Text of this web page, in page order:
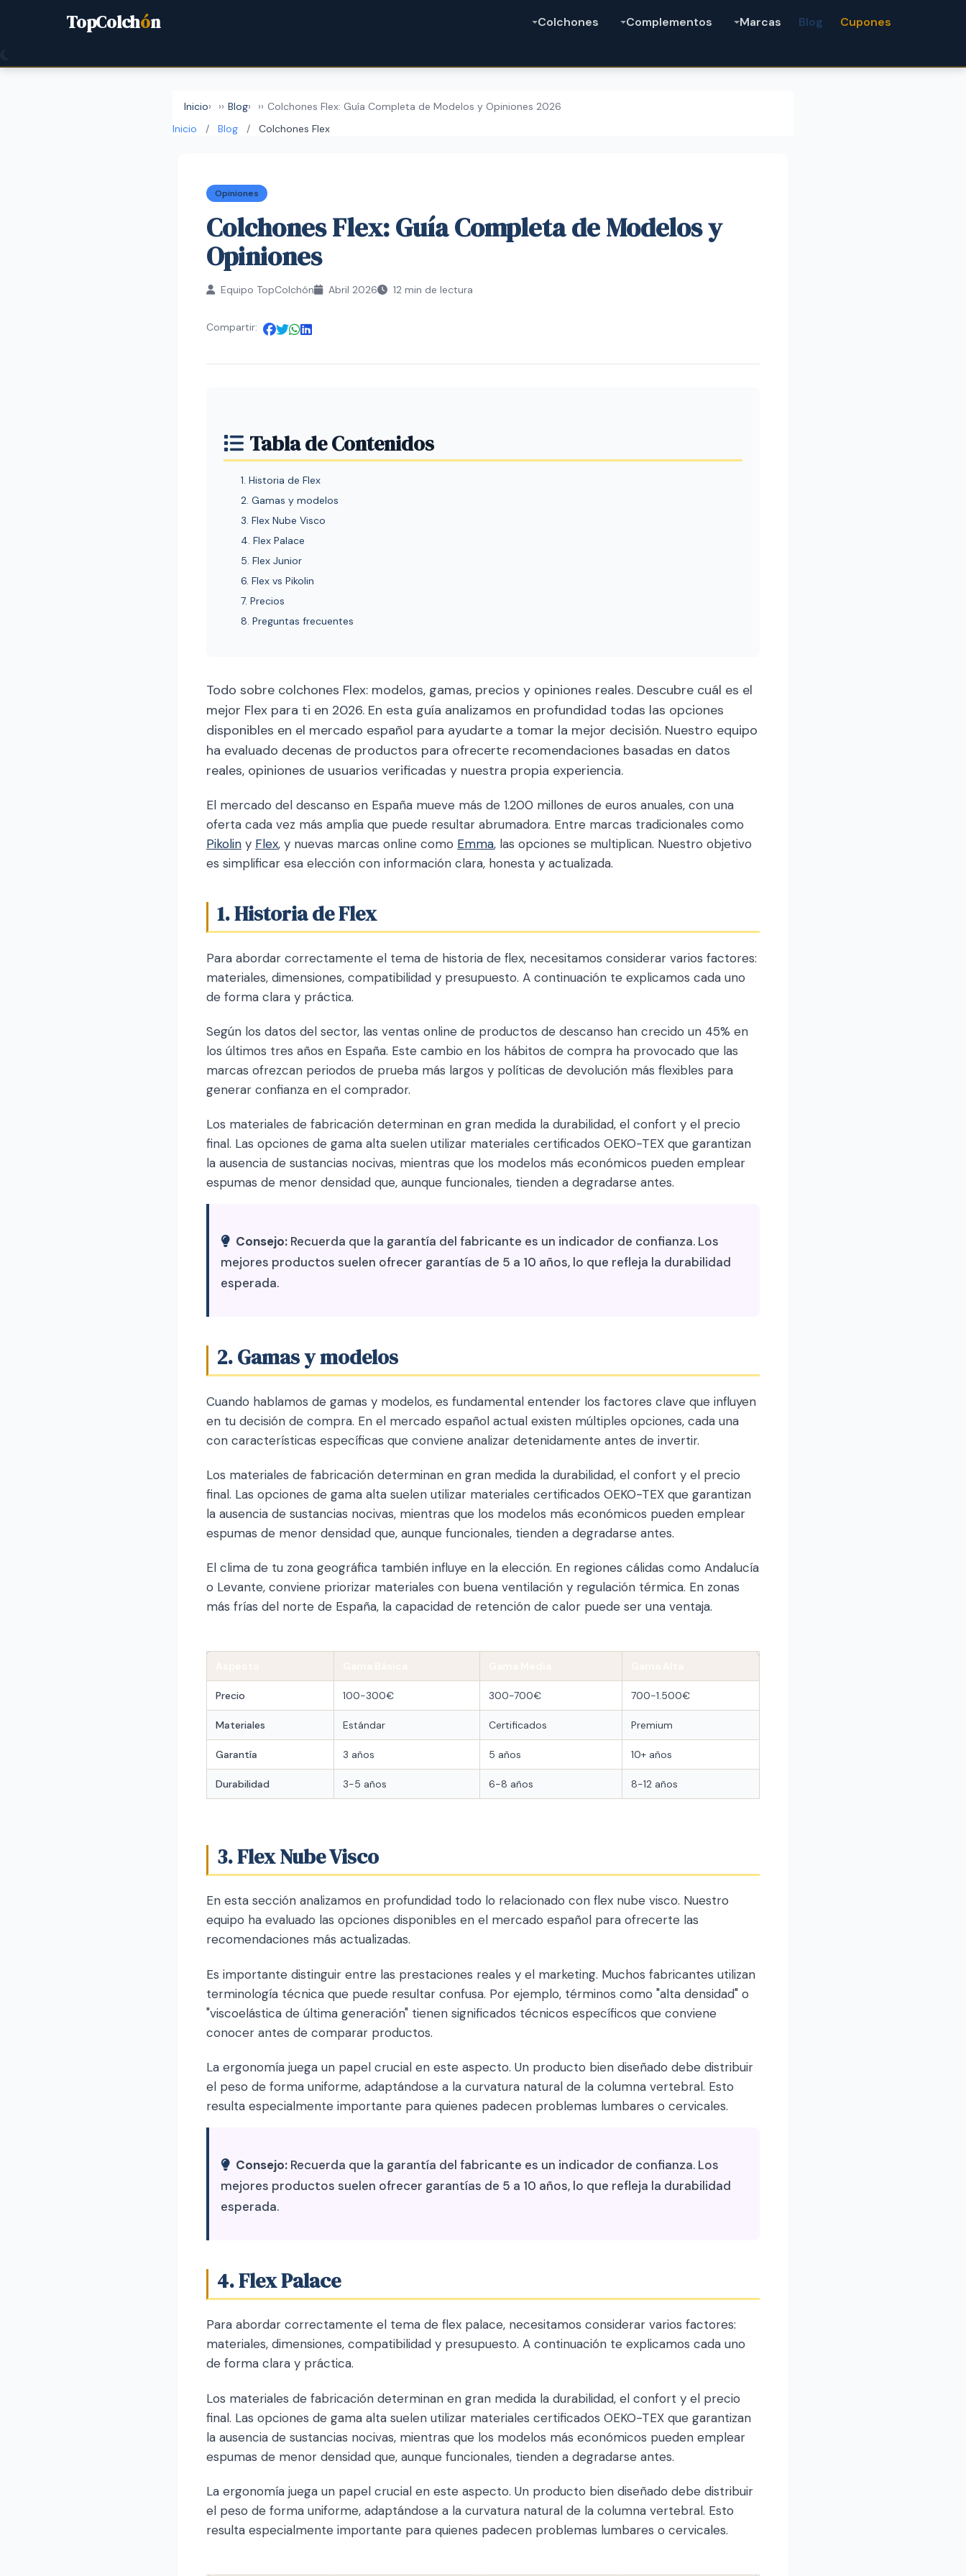
TopColchón Colchones Complementos Marcas Blog Cupones
Inicio › Blog ›
Colchones Flex: Guía Completa de Modelos y Opiniones 2026
Inicio
/ Blog / Colchones Flex
Opiniones
Colchones Flex: Guía Completa de Modelos y
Opiniones
Equipo TopColchón Abril 2026 12 min de lectura
Compartir:
Tabla de Contenidos
1. Historia de Flex
2. Gamas y modelos
3. Flex Nube Visco
4. Flex Palace
5. Flex Junior
6. Flex vs Pikolin
7. Precios
8. Preguntas frecuentes
Todo sobre colchones Flex: modelos, gamas, precios y opiniones reales. Descubre cuál es el
mejor Flex para ti en 2026. En esta guía analizamos en profundidad todas las opciones
disponibles en el mercado español para ayudarte a tomar la mejor decisión. Nuestro equipo
ha evaluado decenas de productos para ofrecerte recomendaciones basadas en datos
reales, opiniones de usuarios verificadas y nuestra propia experiencia.
El mercado del descanso en España mueve más de 1.200 millones de euros anuales, con una
oferta cada vez más amplia que puede resultar abrumadora. Entre marcas tradicionales como
Pikolin y Flex, y nuevas marcas online como Emma, las opciones se multiplican. Nuestro objetivo
es simplificar esa elección con información clara, honesta y actualizada.
1. Historia de Flex
Para abordar correctamente el tema de historia de flex, necesitamos considerar varios factores:
materiales, dimensiones, compatibilidad y presupuesto. A continuación te explicamos cada uno
de forma clara y práctica.
Según los datos del sector, las ventas online de productos de descanso han crecido un 45% en
los últimos tres años en España. Este cambio en los hábitos de compra ha provocado que las
marcas ofrezcan periodos de prueba más largos y políticas de devolución más flexibles para
generar confianza en el comprador.
Los materiales de fabricación determinan en gran medida la durabilidad, el confort y el precio
final. Las opciones de gama alta suelen utilizar materiales certificados OEKO-TEX que garantizan
la ausencia de sustancias nocivas, mientras que los modelos más económicos pueden emplear
espumas de menor densidad que, aunque funcionales, tienden a degradarse antes.
Consejo: Recuerda que la garantía del fabricante es un indicador de confianza. Los
mejores productos suelen ofrecer garantías de 5 a 10 años, lo que refleja la durabilidad
esperada.
2. Gamas y modelos
Cuando hablamos de gamas y modelos, es fundamental entender los factores clave que influyen
en tu decisión de compra. En el mercado español actual existen múltiples opciones, cada una
con características específicas que conviene analizar detenidamente antes de invertir.
Los materiales de fabricación determinan en gran medida la durabilidad, el confort y el precio
final. Las opciones de gama alta suelen utilizar materiales certificados OEKO-TEX que garantizan
la ausencia de sustancias nocivas, mientras que los modelos más económicos pueden emplear
espumas de menor densidad que, aunque funcionales, tienden a degradarse antes.
El clima de tu zona geográfica también influye en la elección. En regiones cálidas como Andalucía
o Levante, conviene priorizar materiales con buena ventilación y regulación térmica. En zonas
más frías del norte de España, la capacidad de retención de calor puede ser una ventaja.
Precio 100-300€ 300-700€ 700-1.500€
Materiales Estándar Certificados Premium
Garantía 3 años 5 años 10+ años
Durabilidad 3-5 años 6-8 años 8-12 años
3. Flex Nube Visco
En esta sección analizamos en profundidad todo lo relacionado con flex nube visco. Nuestro
equipo ha evaluado las opciones disponibles en el mercado español para ofrecerte las
recomendaciones más actualizadas.
Es importante distinguir entre las prestaciones reales y el marketing. Muchos fabricantes utilizan
terminología técnica que puede resultar confusa. Por ejemplo, términos como "alta densidad" o
"viscoelástica de última generación" tienen significados técnicos específicos que conviene
conocer antes de comparar productos.
La ergonomía juega un papel crucial en este aspecto. Un producto bien diseñado debe distribuir
el peso de forma uniforme, adaptándose a la curvatura natural de la columna vertebral. Esto
resulta especialmente importante para quienes padecen problemas lumbares o cervicales.
Consejo: Recuerda que la garantía del fabricante es un indicador de confianza. Los
mejores productos suelen ofrecer garantías de 5 a 10 años, lo que refleja la durabilidad
esperada.
4. Flex Palace
Para abordar correctamente el tema de flex palace, necesitamos considerar varios factores:
materiales, dimensiones, compatibilidad y presupuesto. A continuación te explicamos cada uno
de forma clara y práctica.
Los materiales de fabricación determinan en gran medida la durabilidad, el confort y el precio
final. Las opciones de gama alta suelen utilizar materiales certificados OEKO-TEX que garantizan
la ausencia de sustancias nocivas, mientras que los modelos más económicos pueden emplear
espumas de menor densidad que, aunque funcionales, tienden a degradarse antes.
La ergonomía juega un papel crucial en este aspecto. Un producto bien diseñado debe distribuir
el peso de forma uniforme, adaptándose a la curvatura natural de la columna vertebral. Esto
resulta especialmente importante para quienes padecen problemas lumbares o cervicales.